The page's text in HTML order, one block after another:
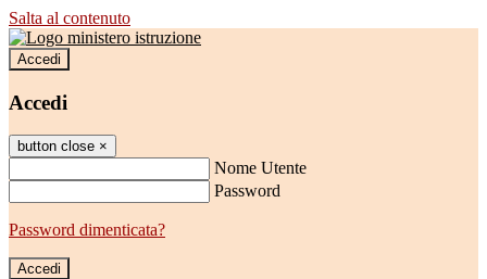
Salta al contenuto
Accedi
Accedi
button close ×
Nome Utente
Password
Password dimenticata?